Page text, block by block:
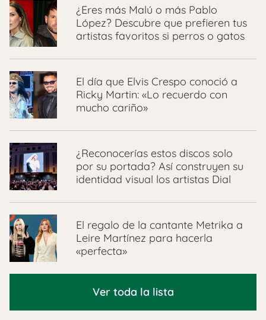
¿Eres más Malú o más Pablo
López? Descubre que prefieren tus
artistas favoritos si perros o gatos
El día que Elvis Crespo conoció a
Ricky Martin: «Lo recuerdo con
mucho cariño»
¿Reconocerías estos discos solo
por su portada? Así construyen su
identidad visual los artistas Dial
El regalo de la cantante Metrika a
Leire Martínez para hacerla
«perfecta»
Ver toda la lista